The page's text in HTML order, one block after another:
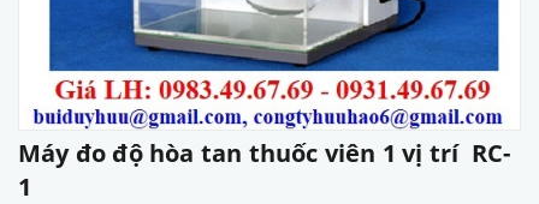
Máy đo độ hòa tan thuốc viên 1 vị trí RC-
1